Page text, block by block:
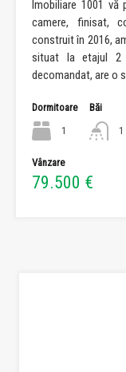
Imobiliare 1001
camere, finisat,
construit în 2016,
situat la etajul
decomandat, are o
Dormitoare
1
Băi
1
Vânzare
79.500 €